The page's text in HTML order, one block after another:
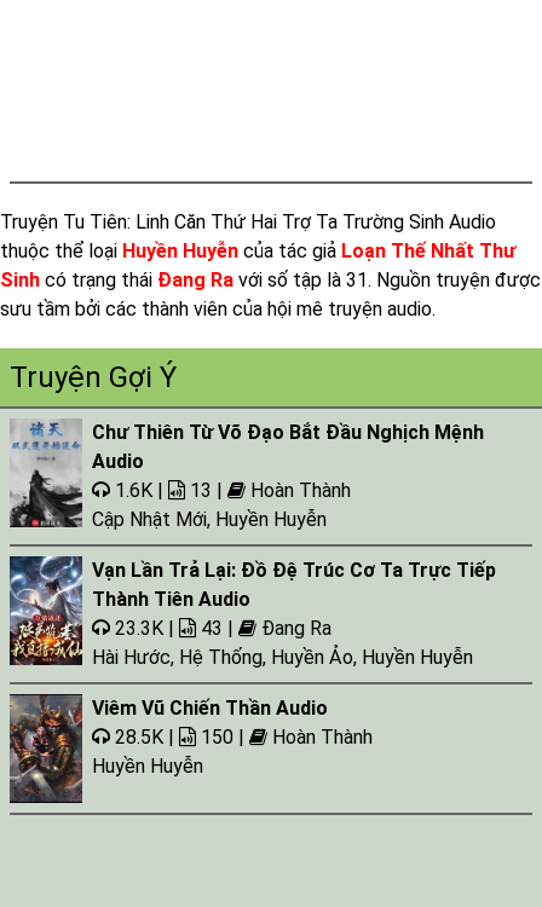
Tap 021
Tap 022
Tap 023
Tap 024
Tap 025
Tap 026
Tap 027
Tap 028
Tap 029
Tap 030
Tap 031
Truyện Tu Tiên: Linh Căn Thứ Hai Trợ Ta Trường Sinh Audio
thuộc thể loại Huyền Huyễn của tác giả Loạn Thế Nhất Thư
Sinh có trạng thái Đang Ra với số tập là 31. Nguồn truyện được
sưu tầm bởi các thành viên của hội mê truyện audio.
Truyện Gợi Ý
Chư Thiên Từ Võ Đạo Bắt Đầu Nghịch Mệnh
Audio
1.6K |
13 |
Hoàn Thành
Cập Nhật Mới, Huyền Huyễn
Vạn Lần Trả Lại: Đồ Đệ Trúc Cơ Ta Trực Tiếp
Thành Tiên Audio
23.3K |
43 |
Đang Ra
Hài Hước, Hệ Thống, Huyền Ảo, Huyền Huyễn
Viêm Vũ Chiến Thần Audio
28.5K |
150 |
Hoàn Thành
Huyền Huyễn